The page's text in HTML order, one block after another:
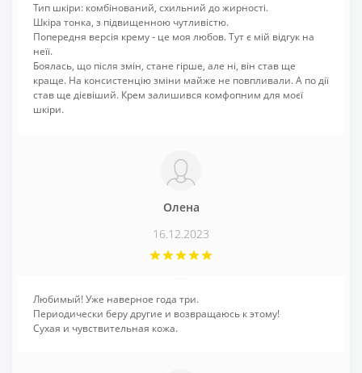
Тип шкіри: комбінований, схильний до жирності.
Шкіра тонка, з підвищенною чутливістю.
Попередня версія крему - це моя любов. Тут є мій відгук на
неїї.
Боялась, що після змін, стане гірше, але ні, він став ще
краще. На консистенцію зміни майже не повпливали. А по дії
став ще дієвіший. Крем залишився комфопним для моєї
шкіри.
Олена
16.12.2023
Любимый! Уже наверное года три.
Периодически беру другие и возвращаюсь к этому!
Сухая и чувствительная кожа.